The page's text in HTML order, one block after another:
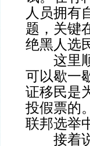
人员拥有
题，关键
绝黑人选
这里顺
可以歇一
证移民是
投假票的
联邦选举
接着说